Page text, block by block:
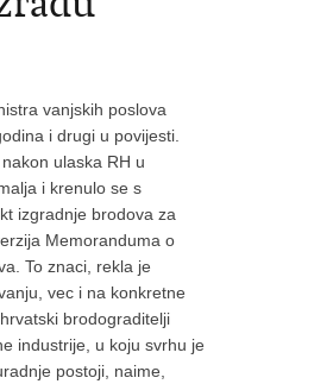
vanjskih poslova
i drugi u povijesti.
ulaska RH u
i krenulo se s
izgradnje brodova za
Memoranduma o
To znaci, rekla je
vec i na konkretne
brodograditelji
industrije, u koju svrhu je
postoji, naime,